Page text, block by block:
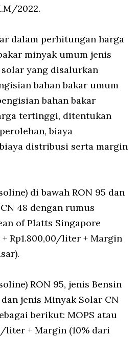
2022.
dalam perhitungan harga
minyak umum jenis
yang disalurkan
bahan bakar umum
bahan bakar
tertinggi, ditentukan
biaya
distribusi serta margin
di bawah RON 95 dan
48 dengan rumus
of Platts Singapore
+ Rp1.800,00/liter + Margin
RON 95, jenis Bensin
dan jenis Minyak Solar CN
berikut: MOPS atau
liter + Margin (10% dari